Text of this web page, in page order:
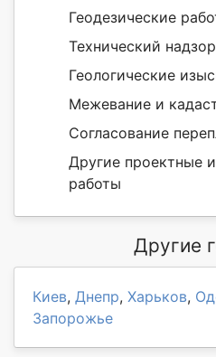
Геодезические
Технический надзор
Геологические
Межевание и
Согласование
Другие проектные
работы
Другие
Киев, Днепр, Харьков,
Запорожье